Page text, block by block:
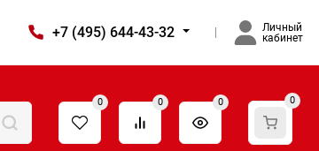
+7 (495) 644-43-32
Личный
кабинет
0 0 0 0